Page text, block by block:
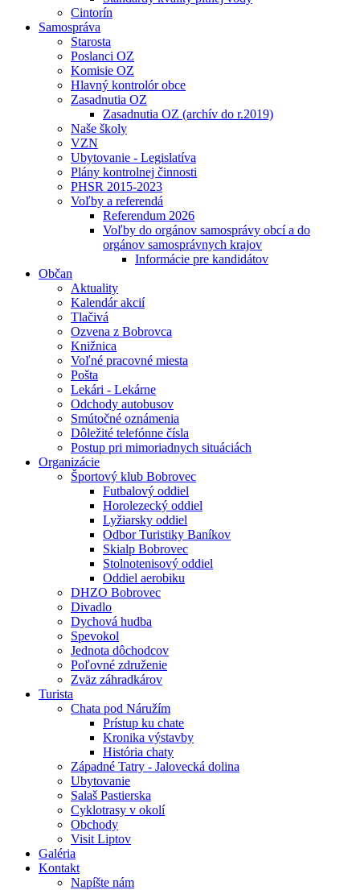
Cintorín
Samospráva
Starosta
Poslanci OZ
Komisie OZ
Hlavný kontrolór obce
Zasadnutia OZ
Zasadnutia OZ (archív do r.2019)
Naše školy
VZN
Ubytovanie - Legislatíva
Plány kontrolnej činnosti
PHSR 2015-2023
Voľby a referendá
Referendum 2026
Voľby do orgánov samosprávy obcí a do
orgánov samosprávnych krajov
Informácie pre kandidátov
Občan
Aktuality
Kalendár akcií
Tlačivá
Ozvena z Bobrovca
Knižnica
Voľné pracovné miesta
Pošta
Lekári - Lekárne
Odchody autobusov
Smútočné oznámenia
Dôležité telefónne čísla
Postup pri mimoriadnych situáciách
Organizácie
Športový klub Bobrovec
Futbalový oddiel
Horolezecký oddiel
Lyžiarsky oddiel
Odbor Turistiky Baníkov
Skialp Bobrovec
Stolnotenisový oddiel
Oddiel aerobiku
DHZO Bobrovec
Divadlo
Dychová hudba
Spevokol
Jednota dôchodcov
Poľovné združenie
Zväz záhradkárov
Turista
Chata pod Náružím
Prístup ku chate
Kronika výstavby
História chaty
Západné Tatry - Jalovecká dolina
Ubytovanie
Salaš Pastierska
Cyklotrasy v okolí
Obchody
Visit Liptov
Galéria
Kontakt
Napíšte nám